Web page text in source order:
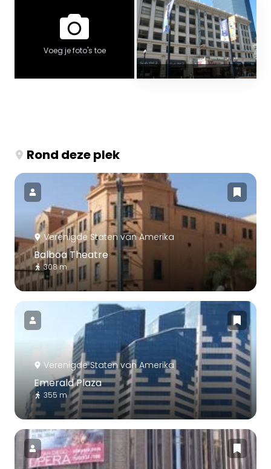
Voeg je foto's toe
Rond deze plek
Verenigde Staten van Amerika
Balboa Theatre
308 m
Verenigde Staten van Amerika
Emerald Plaza
355 m